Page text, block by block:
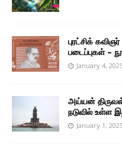
புரட்சிக்
படைப்புகள் –
January 4,
அய்யன்
நடுவில் உள்ள
January 1,